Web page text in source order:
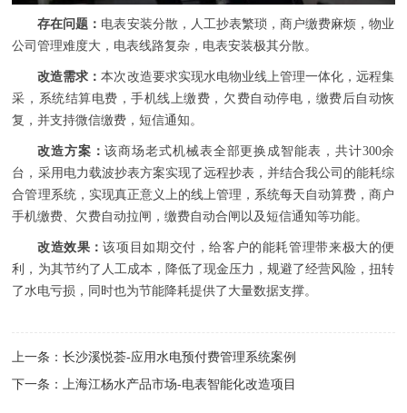
存在问题： 电表安装分散，人工抄表繁琐，商户缴费麻烦，物业
公司管理难度大，电表线路复杂，电表安装极其分散。
改造需求：本次改造要求实现水电物业线上管理一体化，远程集
采，系统结算电费，手机线上缴费，欠费自动停电，缴费后自动恢
复，并支持微信缴费，短信通知。
改造方案：该商场老式机械表全部更换成智能表，共计300余
台，采用电力载波抄表方案实现了远程抄表，并结合我公司的能耗综
合管理系统，实现真正意义上的线上管理，系统每天自动算费，商户
手机缴费、欠费自动拉闸，缴费自动合闸以及短信通知等功能。
改造效果：该项目如期交付，给客户的能耗管理带来极大的便
利，为其节约了人工成本，降低了现金压力，规避了经营风险，扭转
了水电亏损，同时也为节能降耗提供了大量数据支撑。
上一条：长沙溪悦荟-应用水电预付费管理系统案例
下一条：上海江杨水产品市场-电表智能化改造项目